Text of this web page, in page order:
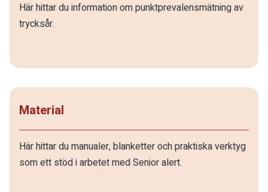
Här hittar du information om punktprevalensmätning av
trycksår.
Material
Här hittar du manualer, blanketter och praktiska verktyg
som ett stöd i arbetet med Senior alert.